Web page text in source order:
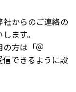
からのご連絡の
ます。
方は「＠
できるように設